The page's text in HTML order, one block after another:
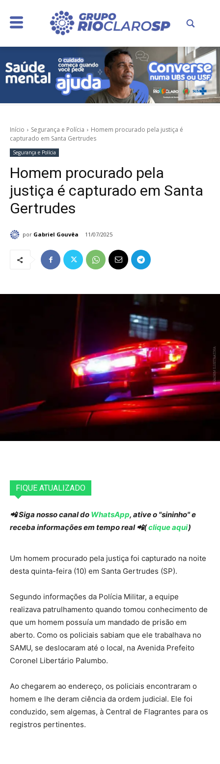
Início Segurança e Polícia
Homem procurado pela justiça é
capturado em Santa Gertrudes
Segurança e Polícia
Homem procurado pela
justiça é capturado em Santa
Gertrudes
por Gabriel Gouvêa 11/07/2025
FIQUE ATUALIZADO
📲 Siga nosso canal do WhatsApp, ative o "sininho" e
receba informações em tempo real 📲(clique aqui)
Um homem procurado pela justiça foi capturado na noite
desta quinta-feira (10) em Santa Gertrudes (SP).
Segundo informações da Polícia Militar, a equipe
realizava patrulhamento quando tomou conhecimento de
que um homem possuía um mandado de prisão em
aberto. Como os policiais sabiam que ele trabalhava no
SAMU, se deslocaram até o local, na Avenida Prefeito
Coronel Libertário Palumbo.
Ao chegarem ao endereço, os policiais encontraram o
homem e lhe deram ciência da ordem judicial. Ele foi
conduzido, sem algemas, à Central de Flagrantes para os
registros pertinentes.